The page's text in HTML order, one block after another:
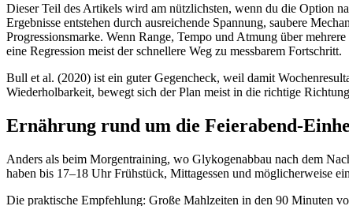
Dieser Teil des Artikels wird am nützlichsten, wenn du die Option
Ergebnisse entstehen durch ausreichende Spannung, saubere
Progressionsmarke. Wenn Range, Tempo und Atmung über
eine Regression meist der schnellere Weg zu messbarem Fortschritt.
Bull et al. (2020) ist ein guter Gegencheck, weil damit
Wiederholbarkeit, bewegt sich der Plan meist in die richtige
Ernährung rund um die Feierabend-
Anders als beim Morgentraining, wo Glykogenabbau nach dem
haben bis 17–18 Uhr Frühstück, Mittagessen und möglicherweise
Die praktische Empfehlung: Große Mahlzeiten in den 90 Minuten